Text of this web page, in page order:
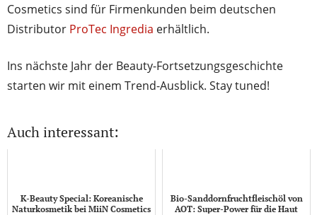
Cosmetics sind für Firmenkunden beim deutschen
Distributor ProTec Ingredia erhältlich.
Ins nächste Jahr der Beauty-Fortsetzungsgeschichte
starten wir mit einem Trend-Ausblick. Stay tuned!
Auch interessant:
K-Beauty Special: Koreanische
Naturkosmetik bei MiiN Cosmetics
Bio-Sanddornfruchtfleischöl von
AOT: Super-Power für die Haut